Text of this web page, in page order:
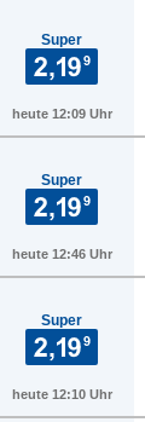
Super
heute 12:09 Uhr
Super
heute 12:46 Uhr
Super
heute 12:10 Uhr